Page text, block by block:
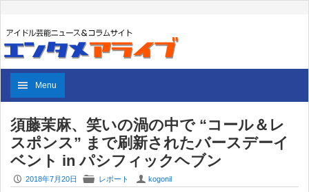
Menu
須藤茉麻、笑いの渦の中で “コール＆レ
スポンス” まで刷新されたバースデーイ
ベント in パシフィックヘブン
P 2018年7月20日 F レポート U kogonil